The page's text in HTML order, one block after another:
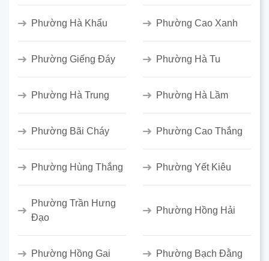
Phường Hà Khẩu Phường Cao Xanh
Phường Giếng Đáy Phường Hà Tu
Phường Hà Trung Phường Hà Lầm
Phường Bãi Cháy Phường Cao Thắng
Phường Hùng Thắng Phường Yết Kiêu
Phường Trần Hưng
Đạo
Phường Hồng Hải
Phường Hồng Gai Phường Bạch Đằng